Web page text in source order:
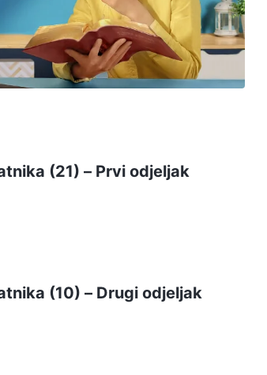
(21) – Prvi odjeljak
(10) – Drugi odjeljak